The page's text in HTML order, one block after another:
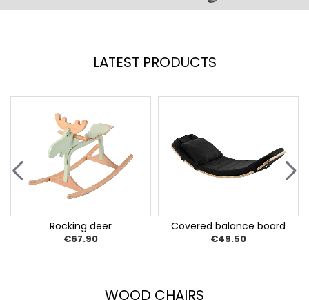
LATEST PRODUCTS
Rocking deer
€67.90
Covered balance board
€49.50
WOOD CHAIRS